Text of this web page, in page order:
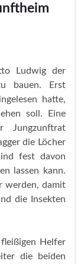
Ludwig der
bauen. Erst
hatte,
soll. Eine
Jungzunftrat
die Löcher
fest davon
lassen kann.
werden, damit
die Insekten
Helfer
die beiden